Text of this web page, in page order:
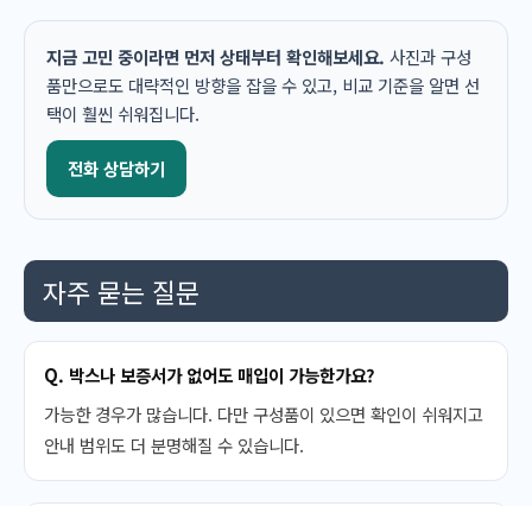
지금 고민 중이라면 먼저 상태부터 확인해보세요. 사진과 구성
품만으로도 대략적인 방향을 잡을 수 있고, 비교 기준을 알면 선
택이 훨씬 쉬워집니다.
전화 상담하기
자주 묻는 질문
Q. 박스나 보증서가 없어도 매입이 가능한가요?
가능한 경우가 많습니다. 다만 구성품이 있으면 확인이 쉬워지고
안내 범위도 더 분명해질 수 있습니다.